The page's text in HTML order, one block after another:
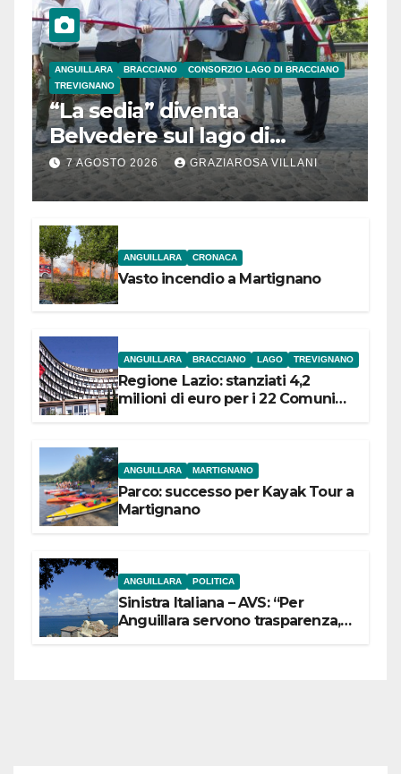
ANGUILLARA BRACCIANO
CONSORZIO LAGO DI BRACCIANO
TREVIGNANO
“La sedia” diventa
Belvedere sul lago di
Bracciano: ieri
l’inaugurazione
7 AGOSTO 2026 GRAZIAROSA VILLANI
ANGUILLARA CRONACA
Vasto incendio a Martignano
ANGUILLARA BRACCIANO LAGO TREVIGNANO
Regione Lazio: stanziati 4,2
milioni di euro per i 22 Comuni
ANGUILLARA MARTIGNANO
Parco: successo per Kayak Tour a
Martignano
ANGUILLARA POLITICA
Sinistra Italiana – AVS: “Per
Anguillara servono trasparenza,